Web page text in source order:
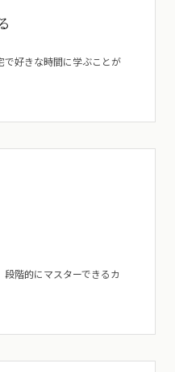
で好きな時間に学ぶことが
階的にマスターできるカ